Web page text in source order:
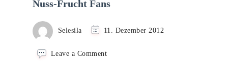
Nuss-Frucht Fans
Selesila 11. Dezember 2012
Leave a Commenton